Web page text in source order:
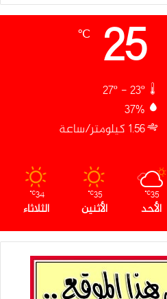
25
℃
27º - 23º
37%
1.56 كيلومتر/ساعة
35
℃
الأحد
35
℃
الأثنين
34
℃
الثلاثاء